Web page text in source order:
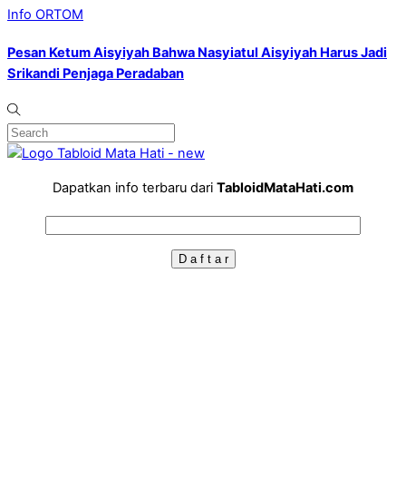
Info ORTOM
Pesan Ketum Aisyiyah Bahwa Nasyiatul Aisyiyah Harus Jadi
Srikandi Penjaga Peradaban
Dapatkan info terbaru dari TabloidMataHati.com